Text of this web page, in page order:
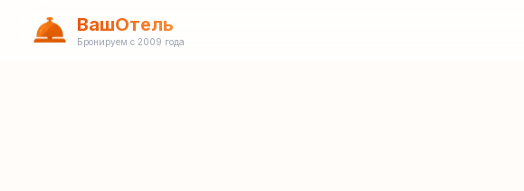
ВашОтель
Бронируем с 2009 года